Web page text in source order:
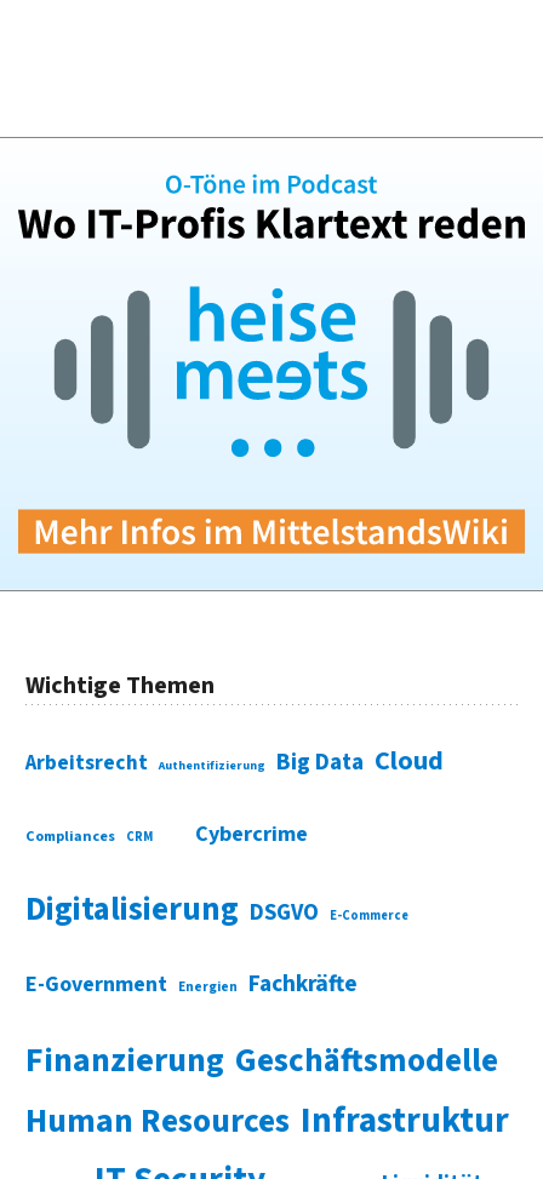
Wichtige Themen
Arbeitsrecht Authentifizierung Big Data Cloud
Compliances CRM Cybercrime
Digitalisierung DSGVO E-Commerce
E-Government Energien Fachkräfte
Finanzierung Geschäftsmodelle
Human Resources Infrastruktur